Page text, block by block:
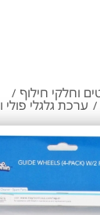
וחלקי חילוף /
/ ערכת גלגלי פולי